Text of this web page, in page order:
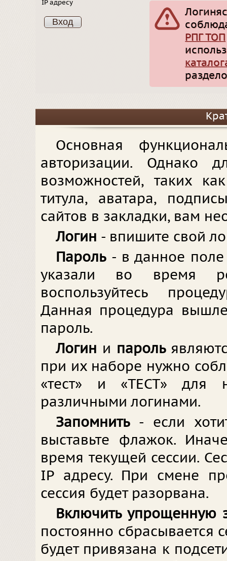
IP адресу
РПГ ТОП
Основная
авторизации. Однако
возможностей, таких
титула, аватара,
сайтов в закладки, вам
Логин - впишите свой
Пароль- в данное поле
указали во время
воспользуйтесь
Данная процедура
пароль.
Логин и пароль
при их наборе нужно
«тест» и «ТЕСТ» для
различными логинами.
Запомнить- если
выставьте флажок.
время текущей сессии.
IP адресу. При смене
сессия будет разорвана.
Включить упрощенную
постоянно сбрасывается
будет привязана к